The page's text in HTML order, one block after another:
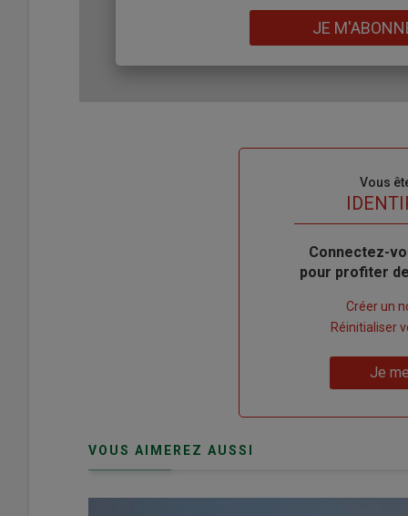
JE
Vous
Body
Connectez-
pour profiter
compte"
Créer un
Réinitialiser
Je
VOUS AIMEREZ AUSSI